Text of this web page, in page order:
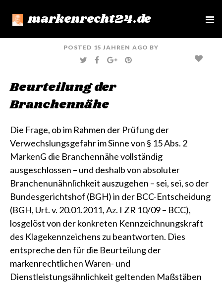
markenrecht24.de
e
POSTED 15 JAHREN AGO BY
T
W
E
R
F
A
O
K
G
O
E
P
I
Beurteilung der
Branchennähe
Die Frage, ob im Rahmen der Prüfung der
Verwechslungsgefahr im Sinne von § 15 Abs. 2
MarkenG die Branchennähe vollständig
ausgeschlossen – und deshalb von absoluter
Branchenunähnlichkeit auszugehen – sei, sei, so der
Bundesgerichtshof (BGH) in der BCC-Entscheidung
(BGH, Urt. v. 20.01.2011, Az. I ZR 10/09 – BCC),
losgelöst von der konkreten Kennzeichnungskraft
des Klagekennzeichens zu beantworten. Dies
entspreche den für die Beurteilung der
markenrechtlichen Waren- und
Dienstleistungsähnlichkeit geltenden Maßstäben